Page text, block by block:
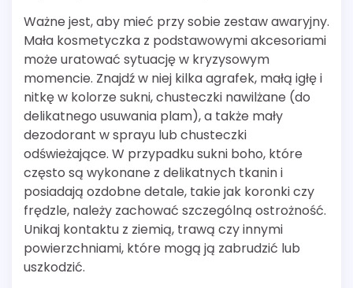
Ważne jest, aby mieć przy sobie zestaw awaryjny.
Mała kosmetyczka z podstawowymi akcesoriami
może uratować sytuację w kryzysowym
momencie. Znajdź w niej kilka agrafek, małą igłę i
nitkę w kolorze sukni, chusteczki nawilżane (do
delikatnego usuwania plam), a także mały
dezodorant w sprayu lub chusteczki
odświeżające. W przypadku sukni boho, które
często są wykonane z delikatnych tkanin i
posiadają ozdobne detale, takie jak koronki czy
frędzle, należy zachować szczególną ostrożność.
Unikaj kontaktu z ziemią, trawą czy innymi
powierzchniami, które mogą ją zabrudzić lub
uszkodzić.